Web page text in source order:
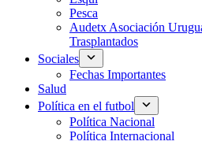
Pesca
Audetx Asociación
Trasplantados
Sociales
Fechas Importantes
Salud
Política en el futbol
Política Nacional
Política Internacional